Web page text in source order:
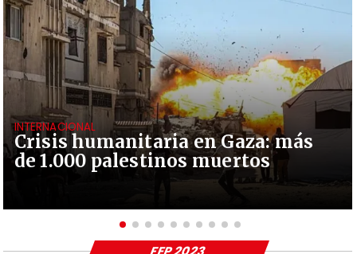
Crisis humanitaria en Gaza: más
de 1.000 palestinos muertos
INTERNACIONAL